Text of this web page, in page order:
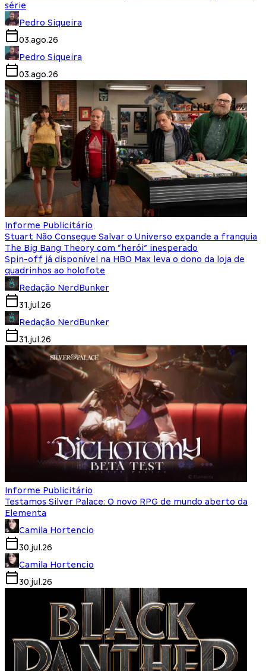
série
Pedro Siqueira
03.ago.26
Pedro Siqueira
03.ago.26
Informe Publicitário
Stuart Não Consegue Salvar o Universo expande a franquia
The Big Bang Theory com “herói” inesperado
Spin-off já disponível na HBO Max leva o dono da loja de
quadrinhos ao holofote
Redação NerdBunker
31.jul.26
Redação NerdBunker
31.jul.26
Informe Publicitário
Testamos Silver Palace: O novo RPG de mundo aberto da
Elementa
Camila Hortencio
30.jul.26
Camila Hortencio
30.jul.26